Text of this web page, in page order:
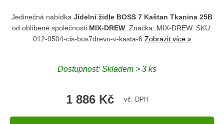
Jedinečná nabídka Jídelní židle BOSS 7 Kaštan Tkanina 25B
od oblíbené společnosti MIX-DREW . Značka: MIX-DREW. SKU:
012-0504-cis-bos7drevo-v-kasta-6 Zobrazit více »
Dostupnost: Skladem > 3 ks
1 886 Kč vč. DPH